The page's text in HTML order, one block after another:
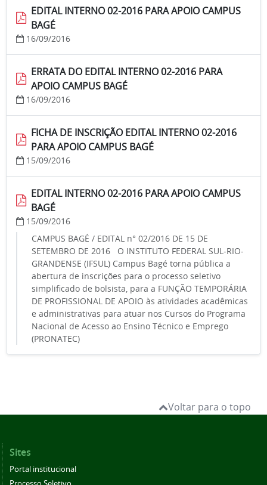
EDITAL INTERNO 02-2016 PARA APOIO CAMPUS
BAGÉ
16/09/2016
ERRATA DO EDITAL INTERNO 02-2016 PARA
APOIO CAMPUS BAGÉ
16/09/2016
FICHA DE INSCRIÇÃO EDITAL INTERNO 02-2016
PARA APOIO CAMPUS BAGÉ
15/09/2016
EDITAL INTERNO 02-2016 PARA APOIO CAMPUS
BAGÉ
15/09/2016
CAMPUS BAGÉ / EDITAL n° 02/2016 DE 15 DE
SETEMBRO DE 2016 O INSTITUTO FEDERAL SUL-RIO-
GRANDENSE (IFSUL) Campus Bagé torna pública a
abertura de inscrições para o processo seletivo
simplificado de bolsista, para a FUNÇÃO TEMPORÁRIA
DE PROFISSIONAL DE APOIO às atividades acadêmicas
e administrativas para atuar nos Cursos do Programa
Nacional de Acesso ao Ensino Técnico e Emprego
(PRONATEC)
Voltar para o topo
Sites
Portal institucional